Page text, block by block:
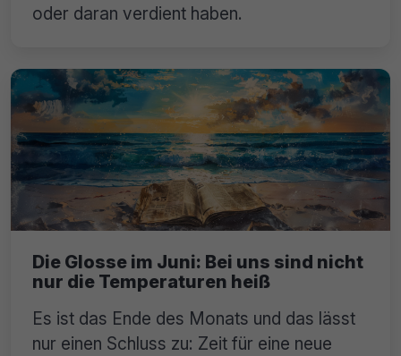
oder daran verdient haben.
Die Glosse im Juni: Bei uns sind nicht
nur die Temperaturen heiß
Es ist das Ende des Monats und das lässt
nur einen Schluss zu: Zeit für eine neue